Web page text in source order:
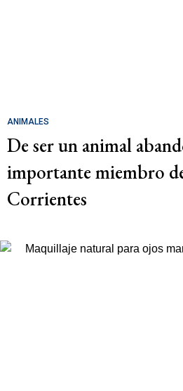
ANIMALES
De ser un animal
importante miembro
Corrientes